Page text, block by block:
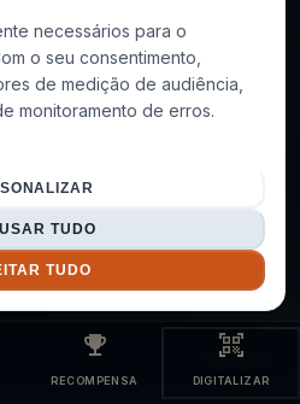
interrogatório?
travado em uma
+
RECOMPENSA DIGITALIZAR
necessários para o
o seu consentimento,
de medição de audiência,
monitoramento de erros.
TUDO
TUDO